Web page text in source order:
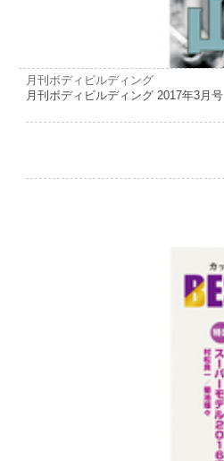
月刊ボディビルディング
月刊ボディビルディング 2017年3月号